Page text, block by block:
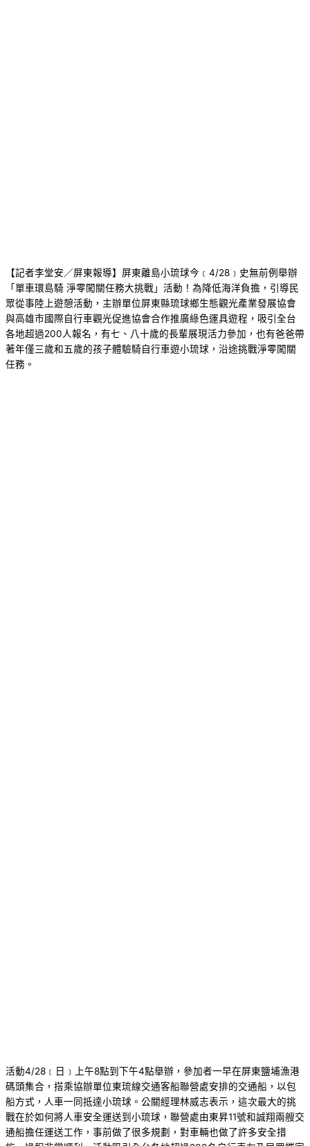
【記者李堂安／屏東報導】屏東離島小琉球今﹝4/28﹞史無前例舉辦
「單車環島騎 淨零闖關任務大挑戰」活動！為降低海洋負擔，引導民
眾從事陸上遊憩活動，主辦單位屏東縣琉球鄉生態觀光產業發展協會
與高雄市國際自行車觀光促進協會合作推廣綠色運具遊程，吸引全台
各地超過200人報名，有七、八十歲的長輩展現活力參加，也有爸爸帶
著年僅三歲和五歲的孩子體驗騎自行車遊小琉球，沿途挑戰淨零闖關
任務。
活動4/28﹝日﹞上午8點到下午4點舉辦，參加者一早在屏東鹽埔漁港
碼頭集合，搭乘協辦單位東琉線交通客船聯營處安排的交通船，以包
船方式，人車一同抵達小琉球。公關經理林威志表示，這次最大的挑
戰在於如何將人車安全運送到小琉球，聯營處由東昇11號和誠翔兩艘交
通船擔任運送工作，事前做了很多規劃，對車輛也做了許多安全措